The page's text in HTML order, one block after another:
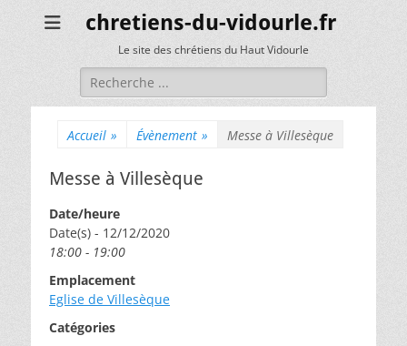
chretiens-du-vidourle.fr
Le site des chrétiens du Haut Vidourle
Rechercher :
Accueil » Évènement » Messe à Villesèque
Messe à Villesèque
Date/heure
Date(s) - 12/12/2020
18:00 - 19:00
Emplacement
Eglise de Villesèque
Catégories